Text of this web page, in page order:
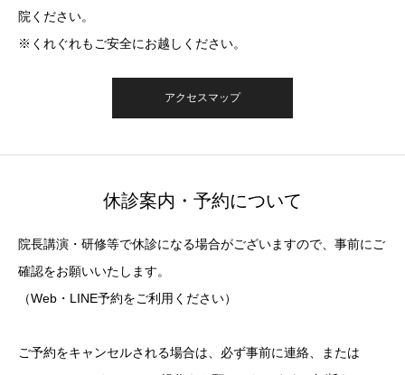
院ください。
※くれぐれもご安全にお越しください。
アクセスマップ
休診案内・予約について
院長講演・研修等で休診になる場合がございますので、事前にご
確認をお願いいたします。
（Web・LINE予約をご利用ください）
ご予約をキャンセルされる場合は、必ず事前に連絡、または